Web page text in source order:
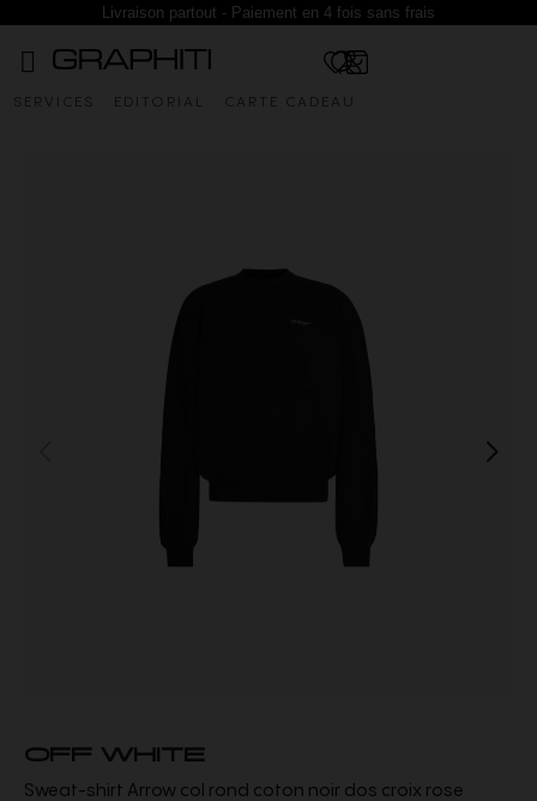
Livraison partout - Paiement en 4 fois sans frais
SERVICES EDITORIAL CARTE CADEAU
OFF WHITE
Sweat-shirt Arrow col rond coton noir dos croix rose